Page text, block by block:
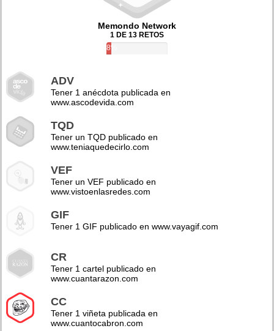
Memondo Network
1 DE 13 RETOS
8%
ADV
Tener 1 anécdota publicada en
www.ascodevida.com
TQD
Tener un TQD publicado en
www.teniaquedecirlo.com
VEF
Tener un VEF publicado en
www.vistoenlasredes.com
GIF
Tener 1 GIF publicado en www.vayagif.com
CR
Tener 1 cartel publicado en
www.cuantarazon.com
CC
Tener 1 viñeta publicada en
www.cuantocabron.com